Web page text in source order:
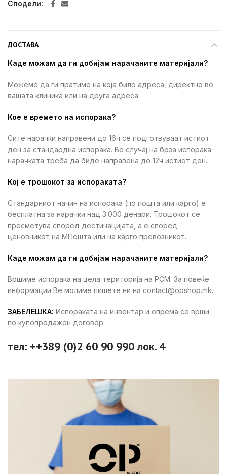
Сподели
ДОСТАВА
Каде можам да ги добијам нарачаните материјали?
Можеме да ги пратиме на која било адреса, директно во
вашата клиника или на друга адреса.
Кое е времето на испорака?
Сите нарачки направени до 16ч се подготвуваат истиот
ден за стандардна испорака. Во случај на брза испорака
нарачката треба да биде направена до 12ч истиот ден.
Кој е трошокот за испораката?
Стандарниот начин на испорака (по пошта или карго) е
бесплатна за нарачки над 3.000 денари. Трошокот се
пресметува според дестинацијата, а е според
ценовникот на МПошта или на карго превозникот.
Каде можам да ги добијам нарачаните материјали?
Вршиме испорака на цела територија на РСМ. За повеќе
информации Ве молиме пишете ни на contact@opshop.mk.
ЗАБЕЛЕШКА: Испораката на инвентар и опрема се врши
по купопродажен договор.
тел: ++389 (0)2 60 90 990 лок. 4